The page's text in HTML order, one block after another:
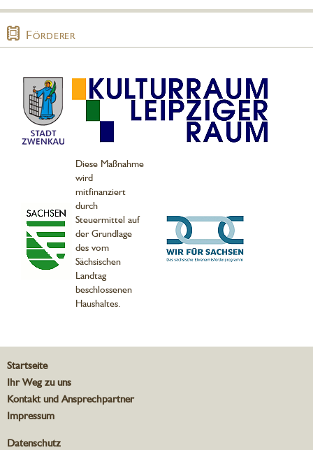
Förderer
Diese Maßnahme
wird
mitfinanziert
durch
Steuermittel auf
der Grundlage
des vom
Sächsischen
Landtag
beschlossenen
Haushaltes.
Startseite
Ihr Weg zu uns
Kontakt und Ansprechpartner
Impressum
Datenschutz